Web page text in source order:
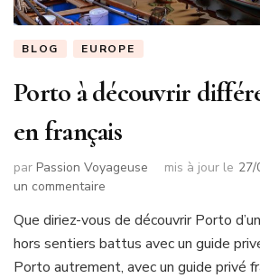
BLOG EUROPE
Porto à découvrir
en français
par Passion Voyageuse mis à jour le
un commentaire
à
découvrir
différemment
Que diriez-vous de découvrir Porto
hors sentiers battus avec un guide
Porto autrement, avec un guide privé